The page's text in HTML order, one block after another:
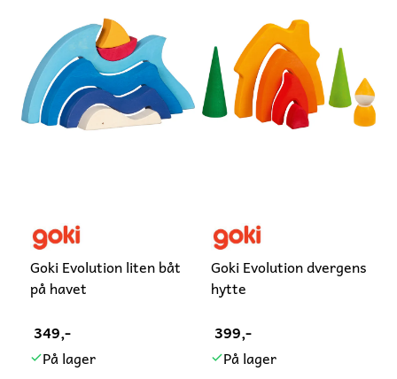
Goki Evolution liten båt
på havet
349,-
På lager
Goki Evolution dvergens
hytte
399,-
På lager